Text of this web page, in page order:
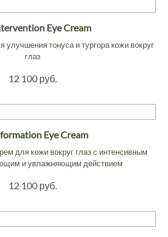
Eye Cream
улучшения тонуса и тургора кожи вокруг
глаз
12 100 руб.
Eye Cream
для кожи вокруг глаз с интенсивным
и увлажняющим действием
12 100 руб.